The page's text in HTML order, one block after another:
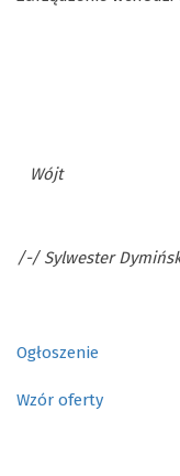
Wójt
/-/ Sylwester
Ogłoszenie
Wzór oferty